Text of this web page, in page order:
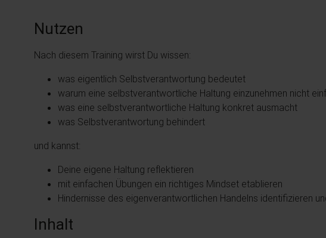
Nutzen
Nach diesem Training wirst Du wissen:
was eigentlich Selbstverantwortung bedeutet
warum eine selbstverantwortliche Haltung einzunehmen nicht
was eine selbstverantwortliche Haltung konkret ausmacht
was Selbstverantwortung behindert
und kannst:
Deine eigene Haltung reflektieren
mit einfachen Übungen ein richtiges Mindset etablieren
Hindernisse des eigenverantwortlichen Handelns identifizieren
Inhalt